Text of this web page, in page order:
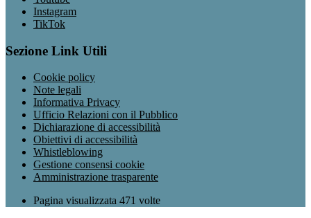
Instagram
TikTok
Sezione Link Utili
Cookie policy
Note legali
Informativa Privacy
Ufficio Relazioni con il Pubblico
Dichiarazione di accessibilità
Obiettivi di accessibilità
Whistleblowing
Gestione consensi cookie
Amministrazione trasparente
Pagina visualizzata 471 volte